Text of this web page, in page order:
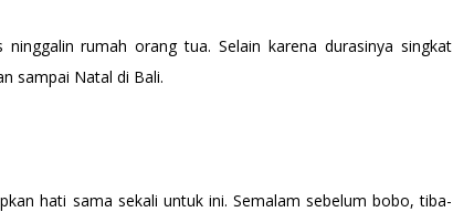
rumah orang tua. Selain karena durasinya singkat
sampai Natal di Bali.
hati sama sekali untuk ini. Semalam sebelum bobo, tiba-